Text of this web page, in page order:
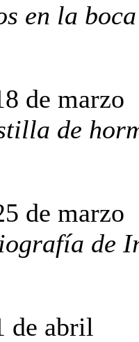
en la boca
de marzo
de
de marzo
de
de abril